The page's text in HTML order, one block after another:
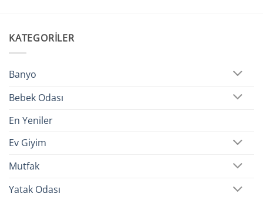
KATEGORILER
Banyo
Bebek Odası
En Yeniler
Ev Giyim
Mutfak
Yatak Odası